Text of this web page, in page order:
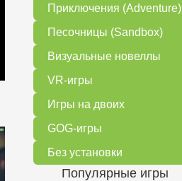
Приключения (Adventure)
Песочницы (Sandbox)
Визуальные новеллы
VR-игры
Игры на двоих
GOG-игры
Без установки
Популярные игры